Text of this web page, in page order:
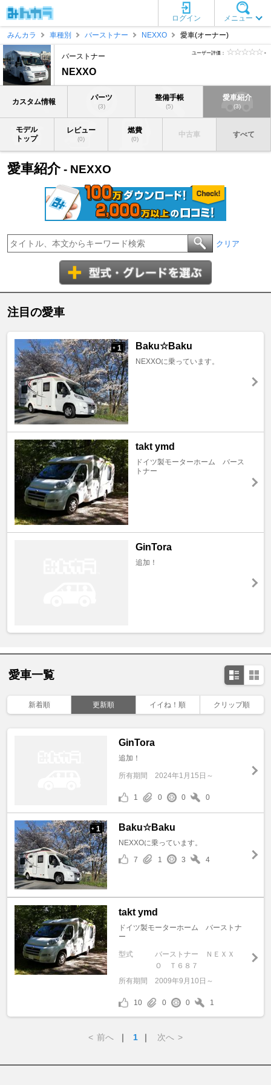
メニュー
ログイン
みんカラ
車種別 バーストナー NEXXO 愛車(オーナー)
バーストナー
NEXXO
ユーザー評価： -
カスタム情報 パーツ
(3)
整備手帳
(5)
愛車紹介
(3)
モデル
トップ
レビュー
(0)
燃費
(0)
中古車 すべて
愛車紹介- NEXXO
クリア
注目の愛車
+ 1 Baku☆Baku
NEXXOに乗っています。
takt ymd
ドイツ製モーターホーム バース
トナー
GinTora
追加！
愛車一覧
新着順 更新順 イイね！順 クリップ順
GinTora
追加！
所有期間 2024年1月15日～
1 0 0 0
+ 1 Baku☆Baku
NEXXOに乗っています。
7
1 3 4
takt ymd
ドイツ製モーターホーム バーストナ
ー
型式
バーストナー ＮＥＸＸ
Ｏ Ｔ６８７
所有期間
2009年9月10日～
10 0 0 1
< 前へ ｜ 1 ｜ 次へ >